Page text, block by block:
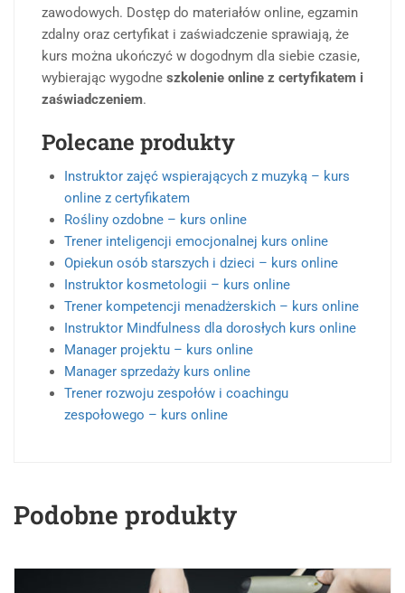
zawodowych. Dostęp do materiałów online, egzamin
zdalny oraz certyfikat i zaświadczenie sprawiają, że
kurs można ukończyć w dogodnym dla siebie czasie,
wybierając wygodne szkolenie online z certyfikatem i
zaświadczeniem.
Polecane produkty
Instruktor zajęć wspierających z muzyką – kurs
online z certyfikatem
Rośliny ozdobne – kurs online
Trener inteligencji emocjonalnej kurs online
Opiekun osób starszych i dzieci – kurs online
Instruktor kosmetologii – kurs online
Trener kompetencji menadżerskich – kurs online
Instruktor Mindfulness dla dorosłych kurs online
Manager projektu – kurs online
Manager sprzedaży kurs online
Trener rozwoju zespołów i coachingu
zespołowego – kurs online
Podobne produkty